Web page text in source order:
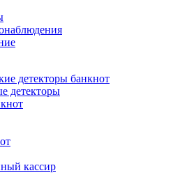
детекторы банкнот
детекторы
кассир